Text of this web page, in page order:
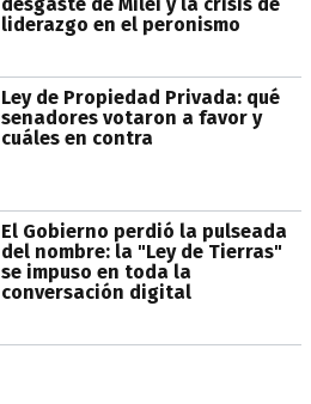
liderazgo en el peronismo
Ley de Propiedad Privada: qué
senadores votaron a favor y
cuáles en contra
El Gobierno perdió la pulseada
del nombre: la "Ley de Tierras"
se impuso en toda la
conversación digital